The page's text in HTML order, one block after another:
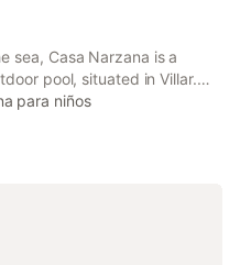
sea, Casa Narzana is a
pool, situated in Villar.
free private parking is
para niños